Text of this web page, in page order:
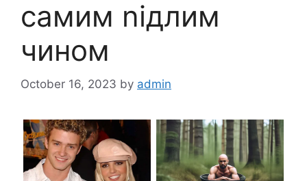
самим nідлим
чином
October 16, 2023 by admin